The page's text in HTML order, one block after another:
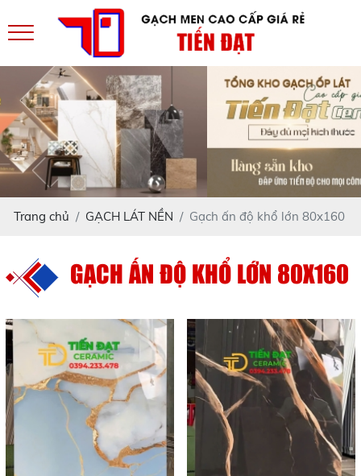
Trang chủ GẠCH LÁT NỀN Gạch ấn độ khổ lớn 80x160
GẠCH ẤN ĐỘ KHỔ LỚN 80X160